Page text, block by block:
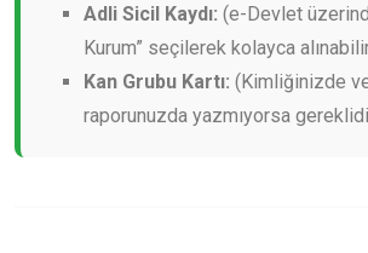
Adli Sicil Kaydı: (e-Devlet
Kurum” seçilerek kolayca
Kan Grubu Kartı: (Kimliğinizde
raporunuzda yazmıyorsa